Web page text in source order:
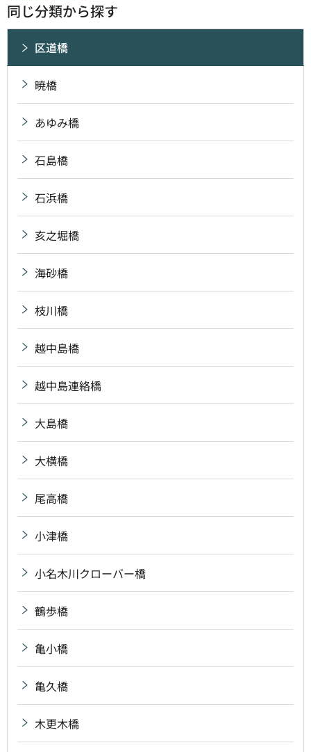
同じ分類から探す
区道橋
暁橋
あゆみ橋
石島橋
石浜橋
亥之堀橋
海砂橋
枝川橋
越中島橋
越中島連絡橋
大島橋
大横橋
尾高橋
小津橋
小名木川クローバー橋
鶴歩橋
亀小橋
亀久橋
木更木橋